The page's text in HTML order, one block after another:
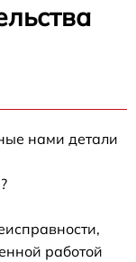
нами детали
работой